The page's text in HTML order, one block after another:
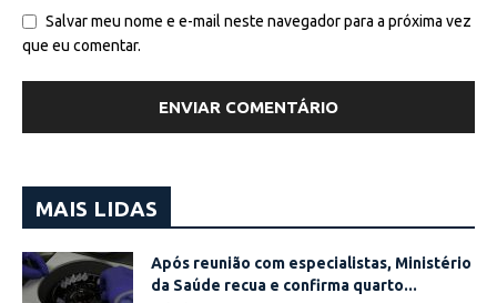
Salvar meu nome e e-mail neste navegador para a próxima vez
que eu comentar.
MAIS LIDAS
Após reunião com especialistas, Ministério
da Saúde recua e confirma quarto...